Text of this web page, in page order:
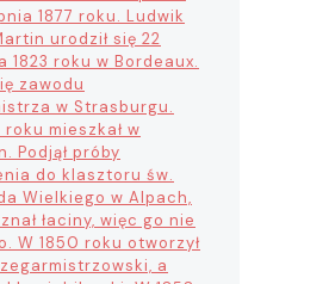
1877 roku. Ludwik
urodził się 22
1823 roku w Bordeaux.
zawodu
w Strasburgu.
roku mieszkał w
Podjął próby
do klasztoru św.
Wielkiego w Alpach,
łaciny, więc go nie
W 1850 roku otworzył
zegarmistrzowski, a